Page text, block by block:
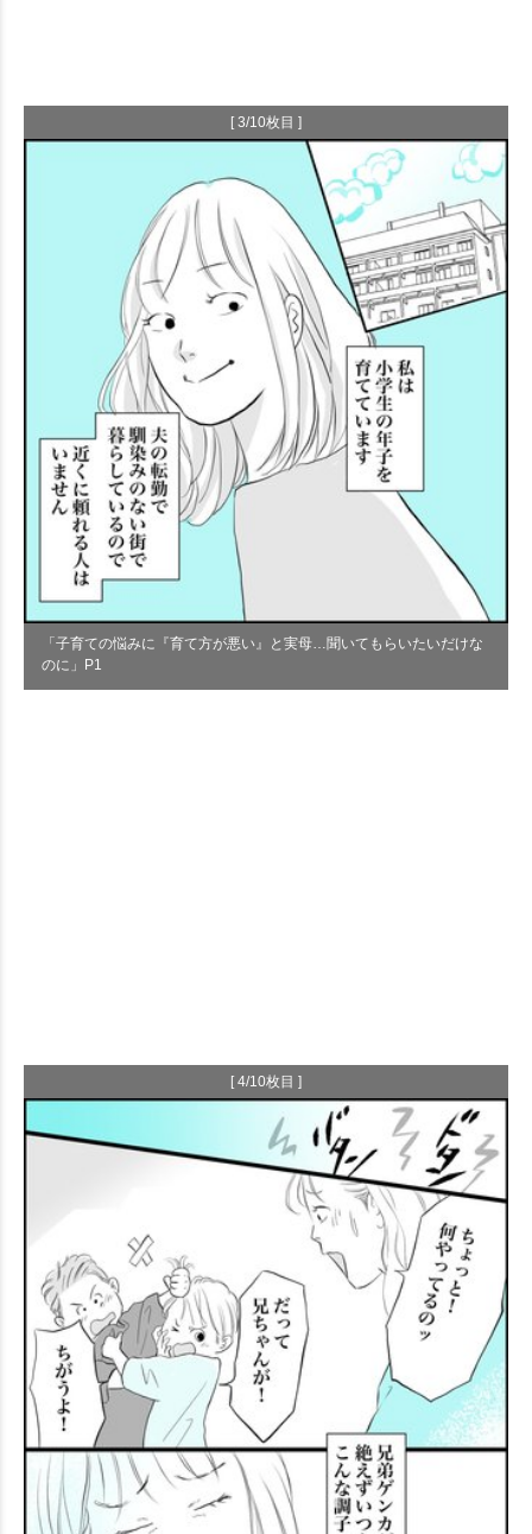
[ 3/10枚目 ]
「子育ての悩みに『育て方が悪い』と実母…聞いてもらいたいだけな
のに」P1
[ 4/10枚目 ]